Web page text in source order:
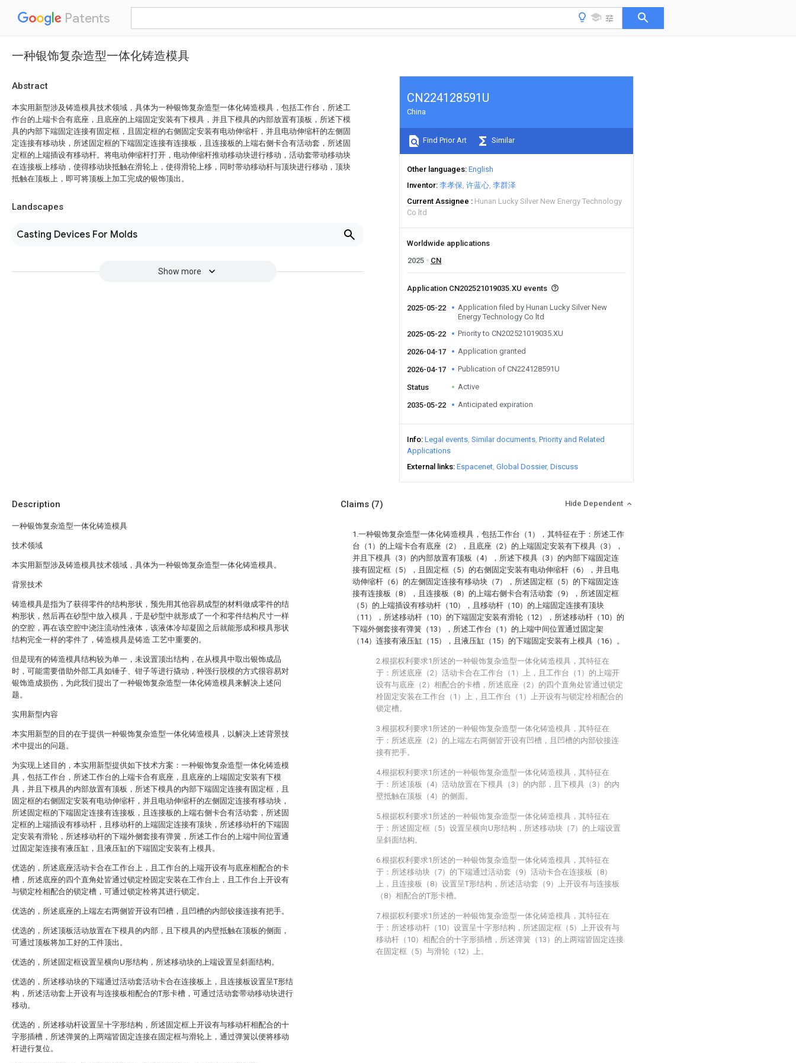
Patents
一种银饰复杂造型一体化铸造模具
Abstract
本实用新型涉及铸造模具技术领域，具体为一种银饰复杂造型一体化铸造模具，包括工作台，所述工
作台的上端卡合有底座，且底座的上端固定安装有下模具，并且下模具的内部放置有顶板，所述下模
具的内部下端固定连接有固定框，且固定框的右侧固定安装有电动伸缩杆，并且电动伸缩杆的左侧固
定连接有移动块，所述固定框的下端固定连接有连接板，且连接板的上端右侧卡合有活动套，所述固
定框的上端插设有移动杆。将电动伸缩杆打开，电动伸缩杆推动移动块进行移动，活动套带动移动块
在连接板上移动，使得移动块抵触在滑轮上，使得滑轮上移，同时带动移动杆与顶块进行移动，顶块
抵触在顶板上，即可将顶板上加工完成的银饰顶出。
Landscapes
Casting Devices For Molds
Show more
CN224128591U
China
Find Prior Art Similar
Other languages English
Inventor 李孝保 许蓝心 李群泽
Current Assignee
Hunan Lucky Silver New Energy Technology
Co ltd
Worldwide applications
2025
CN
Application CN202521019035.XU events
2025-05-22
Application filed by Hunan Lucky Silver New
Energy Technology Co ltd
2025-05-22
Priority to CN202521019035.XU
2026-04-17 Application granted
2026-04-17 Publication of CN224128591U
Status Active
2035-05-22 Anticipated expiration
Info Legal events Similar documents Priority and Related
Applications
External links Espacenet Global Dossier Discuss
Description
一种银饰复杂造型一体化铸造模具
技术领域
本实用新型涉及铸造模具技术领域，具体为一种银饰复杂造型一体化铸造模具。
背景技术
铸造模具是指为了获得零件的结构形状，预先用其他容易成型的材料做成零件的结
构形状，然后再在砂型中放入模具，于是砂型中就形成了一个和零件结构尺寸一样
的空腔，再在该空腔中浇注流动性液体，该液体冷却凝固之后就能形成和模具形状
结构完全一样的零件了，铸造模具是铸造 工艺中重要的。
但是现有的铸造模具结构较为单一，未设置顶出结构，在从模具中取出银饰成品
时，可能需要借助外部工具如锤子、钳子等进行撬动，种强行脱模的方式很容易对
银饰造成损伤，为此我们提出了一种银饰复杂造型一体化铸造模具来解决上述问
题。
实用新型内容
本实用新型的目的在于提供一种银饰复杂造型一体化铸造模具，以解决上述背景技
术中提出的问题。
为实现上述目的，本实用新型提供如下技术方案：一种银饰复杂造型一体化铸造模
具，包括工作台，所述工作台的上端卡合有底座，且底座的上端固定安装有下模
具，并且下模具的内部放置有顶板，所述下模具的内部下端固定连接有固定框，且
固定框的右侧固定安装有电动伸缩杆，并且电动伸缩杆的左侧固定连接有移动块，
所述固定框的下端固定连接有连接板，且连接板的上端右侧卡合有活动套，所述固
定框的上端插设有移动杆，且移动杆的上端固定连接有顶块，所述移动杆的下端固
定安装有滑轮，所述移动杆的下端外侧套接有弹簧，所述工作台的上端中间位置通
过固定架连接有液压缸，且液压缸的下端固定安装有上模具。
优选的，所述底座活动卡合在工作台上，且工作台的上端开设有与底座相配合的卡
槽，所述底座的四个直角处皆通过锁定栓固定安装在工作台上，且工作台上开设有
与锁定栓相配合的锁定槽，可通过锁定栓将其进行锁定。
优选的，所述底座的上端左右两侧皆开设有凹槽，且凹槽的内部铰接连接有把手。
优选的，所述顶板活动放置在下模具的内部，且下模具的内壁抵触在顶板的侧面，
可通过顶板将加工好的工件顶出。
优选的，所述固定框设置呈横向U形结构，所述移动块的上端设置呈斜面结构。
优选的，所述移动块的下端通过活动套活动卡合在连接板上，且连接板设置呈T形结
构，所述活动套上开设有与连接板相配合的T形卡槽，可通过活动套带动移动块进行
移动。
优选的，所述移动杆设置呈十字形结构，所述固定框上开设有与移动杆相配合的十
字形插槽，所述弹簧的上两端皆固定连接在固定框与滑轮上，通过弹簧以便将移动
杆进行复位。
Claims (7) Hide Dependent
1.一种银饰复杂造型一体化铸造模具，包括工作台（1），其特征在于：所述工作
台（1）的上端卡合有底座（2），且底座（2）的上端固定安装有下模具（3），
并且下模具（3）的内部放置有顶板（4），所述下模具（3）的内部下端固定连
接有固定框（5），且固定框（5）的右侧固定安装有电动伸缩杆（6），并且电
动伸缩杆（6）的左侧固定连接有移动块（7），所述固定框（5）的下端固定连
接有连接板（8），且连接板（8）的上端右侧卡合有活动套（9），所述固定框
（5）的上端插设有移动杆（10），且移动杆（10）的上端固定连接有顶块
（11），所述移动杆（10）的下端固定安装有滑轮（12），所述移动杆（10）的
下端外侧套接有弹簧（13），所述工作台（1）的上端中间位置通过固定架
（14）连接有液压缸（15），且液压缸（15）的下端固定安装有上模具（16）。
2.根据权利要求1所述的一种银饰复杂造型一体化铸造模具，其特征在
于：所述底座（2）活动卡合在工作台（1）上，且工作台（1）的上端开
设有与底座（2）相配合的卡槽，所述底座（2）的四个直角处皆通过锁定
栓固定安装在工作台（1）上，且工作台（1）上开设有与锁定栓相配合的
锁定槽。
3.根据权利要求1所述的一种银饰复杂造型一体化铸造模具，其特征在
于：所述底座（2）的上端左右两侧皆开设有凹槽，且凹槽的内部铰接连
接有把手。
4.根据权利要求1所述的一种银饰复杂造型一体化铸造模具，其特征在
于：所述顶板（4）活动放置在下模具（3）的内部，且下模具（3）的内
壁抵触在顶板（4）的侧面。
5.根据权利要求1所述的一种银饰复杂造型一体化铸造模具，其特征在
于：所述固定框（5）设置呈横向U形结构，所述移动块（7）的上端设置
呈斜面结构。
6.根据权利要求1所述的一种银饰复杂造型一体化铸造模具，其特征在
于：所述移动块（7）的下端通过活动套（9）活动卡合在连接板（8）
上，且连接板（8）设置呈T形结构，所述活动套（9）上开设有与连接板
（8）相配合的T形卡槽。
7.根据权利要求1所述的一种银饰复杂造型一体化铸造模具，其特征在
于：所述移动杆（10）设置呈十字形结构，所述固定框（5）上开设有与
移动杆（10）相配合的十字形插槽，所述弹簧（13）的上两端皆固定连接
在固定框（5）与滑轮（12）上。